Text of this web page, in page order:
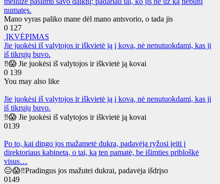
numatęs.
Mano vyras paliko mane dėl mano antsvorio, o tada jis
0 127
ĮKVĖPIMAS
Jie juokėsi iš valytojos ir iškvietė ją į kovą, nė nenutuokdami, kas ji
iš tikrųjų buvo.
‼️😱 Jie juokėsi iš valytojos ir iškvietė ją kovai
0 139
You may also like
Jie juokėsi iš valytojos ir iškvietė ją į kovą, nė nenutuokdami, kas ji
iš tikrųjų buvo.
‼️😱 Jie juokėsi iš valytojos ir iškvietė ją kovai
0139
Po to, kai dingo jos mažametė dukra, padavėja ryžosi įeiti į
direktoriaus kabinetą, o tai, ką ten pamatė, be išimties pribloškė
visus…
😐😱‼️Pradingus jos mažutei dukrai, padavėja išdrįso
0149